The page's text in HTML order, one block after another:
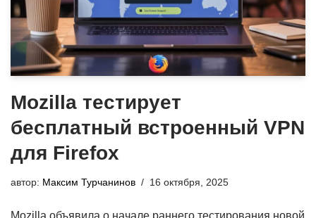
Mozilla тестирует
бесплатный встроенный VPN
для Firefox
автор: Максим Турчанинов 16 октября, 2025
Mozilla объявила о начале раннего тестирования новой